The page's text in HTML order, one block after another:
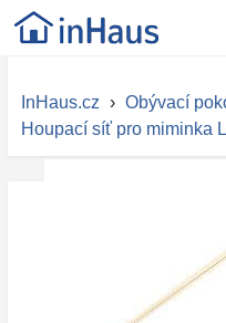
InHaus.cz › Obývací
Houpací síť pro miminka